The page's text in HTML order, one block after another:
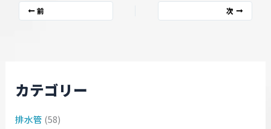
前 次
カテゴリー
排水管 (58)